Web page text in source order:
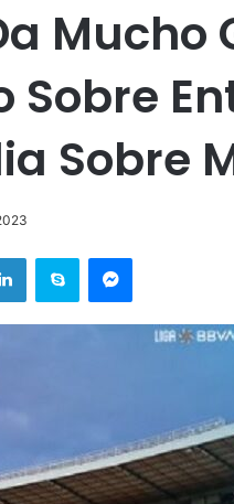
Mucho
Sobre
Sobre
LinkedInSkype Messenger